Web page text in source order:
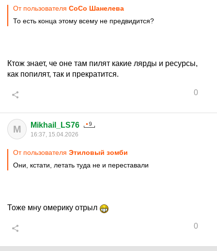
От пользователя CoCo Шанелева
То есть конца этому всему не предвидится?
Ктож знает, че оне там пилят какие лярды и ресурсы,
как попилят, так и прекратится.
0
M Mikhail_LS76
16:37, 15.04.2026
От пользователя Этиловый зомби
Они, кстати, летать туда не и переставали
Тоже мну омерику отрыл
0